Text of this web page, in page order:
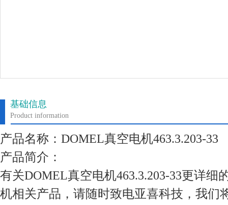
基础信息
Product information
产品名称：DOMEL真空电机463.3.203-33
产品简介：
有关DOMEL真空电机463.3.203-33更详细
机相关产品，请随时致电亚喜科技，我们